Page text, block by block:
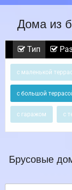
Дома из
Тип
с маленькой
с большой
с гаражом с
Брусовые